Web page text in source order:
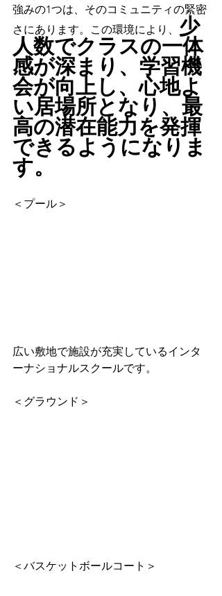
強みの1つは、そのコミュニティの緊密
さにあります。この環境により、 少
人数でクラスの一体
感が深まり、学習機
会が向上し、心地よ
い居場所となり、最
高の潜在能力を発揮
できるようになりま
す。
＜プール＞
広い敷地で施設が充実しているインタ
ーナショナルスクールです。
＜グラウンド＞
＜バスケットボールコート＞